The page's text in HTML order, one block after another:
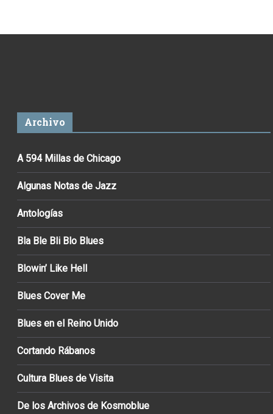
Archivo
A 594 Millas de Chicago
Algunas Notas de Jazz
Antologías
Bla Ble Bli Blo Blues
Blowin’ Like Hell
Blues Cover Me
Blues en el Reino Unido
Cortando Rábanos
Cultura Blues de Visita
De los Archivos de Kosmoblue